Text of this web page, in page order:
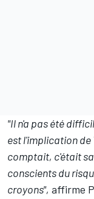
"Il n'a pas été
est l'implication de
comptait, c'était
conscients du
croyons", affirme